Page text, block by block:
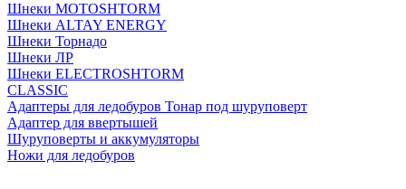
Шнеки MOTOSHTORM
Шнеки ALTAY ENERGY
Шнеки Торнадо
Шнеки ЛР
Шнеки ELECTROSHTORM
CLASSIC
Адаптеры для ледобуров Тонар под шуруповерт
Адаптер для ввертышей
Шуруповерты и аккумуляторы
Ножи для ледобуров